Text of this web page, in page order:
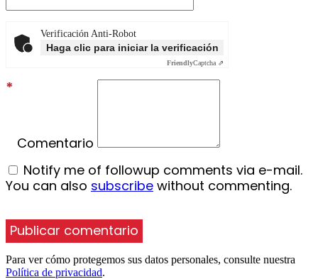
Verificación Anti-Robot
Haga clic para iniciar la verificación
FriendlyCaptcha ⇗
Comentario
*
Notify me of followup comments via e-mail.
You can also subscribe without commenting.
Para ver cómo protegemos sus datos personales, consulte nuestra
Política de privacidad.